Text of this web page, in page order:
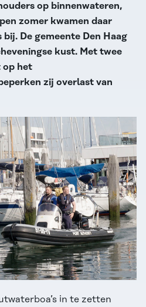
op binnenwateren,
zomer kwamen daar
De gemeente Den Haag
kust. Met twee
op het
zij overlast van
in te zetten